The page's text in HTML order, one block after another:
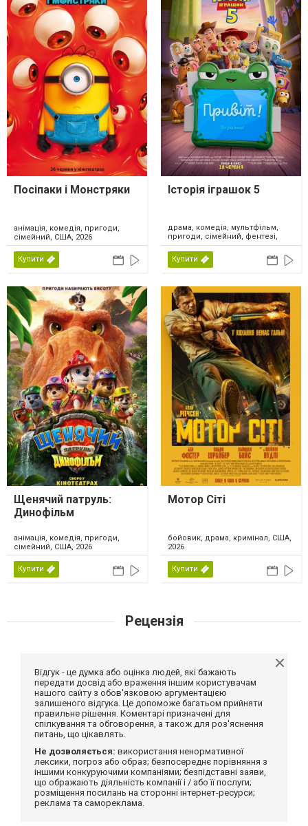
Посіпаки і Монстряки
анімація, комедія, пригоди,
сімейний, США, 2026
Купити
Історія іграшок 5
драма, комедія, мультфільм,
пригоди, сімейний, фентезі,
США, 2026
Купити
Щенячий патруль:
Динофільм
анімація, комедія, пригоди,
сімейний, США, 2026
Купити
Мотор Сіті
бойовик, драма, кримінал, США,
2026
Купити
Рецензія
Відгук - це думка або оцінка людей, які бажають
передати досвід або враження іншим користувачам
нашого сайту з обов'язковою аргументацією
залишеного відгука. Це допоможе багатьом прийняти
правильне рішення. Коментарі призначені для
спілкування та обговорення, а також для роз'яснення
питань, що цікавлять.
Не дозволяється: використання ненормативної
лексики, погроз або образ; безпосереднє порівняння з
іншими конкуруючими компаніями; безпідставні заяви,
що ображають діяльність компанії і / або її послуги;
розміщення посилань на сторонні інтернет-ресурси;
реклама та самореклама.